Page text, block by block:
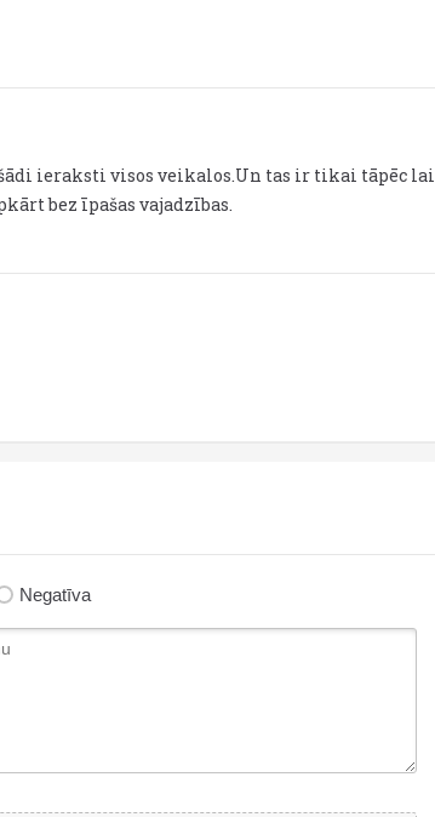
šādi ieraksti visos veikalos.Un tas ir tikai tāpēc lai
bez īpašas vajadzības.
Negatīva